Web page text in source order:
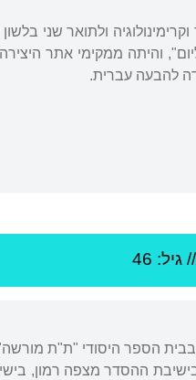
ולתואר שני
והיתה ממקימי אתר
גיל: 46
הספר היסודי "ת"ת
ההסדר מצפה רמון,